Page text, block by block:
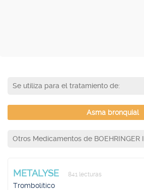
Se utiliza para el tratamiento de:
Asma bronquial
Otros Medicamentos de BOEHRINGER I.
METALYSE 841 lecturas
Trombolítico